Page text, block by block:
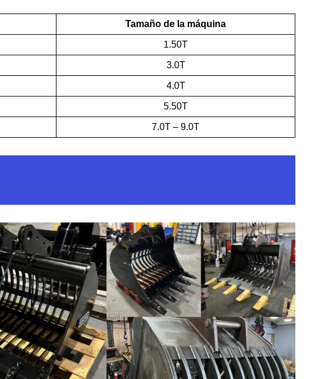
Tamaño de la máquina
1.50T
3.0T
4.0T
5.50T
7.0T – 9.0T